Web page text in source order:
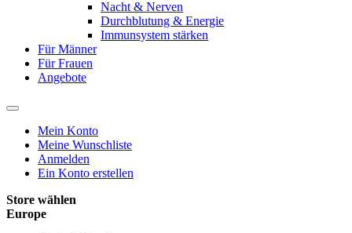
Nacht & Nerven
Durchblutung & Energie
Immunsystem stärken
Für Männer
Für Frauen
Angebote
Mein Konto
Meine Wunschliste
Anmelden
Ein Konto erstellen
Store wählen
Europe